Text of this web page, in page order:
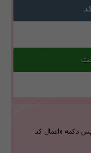
دکمه «اعمال کد